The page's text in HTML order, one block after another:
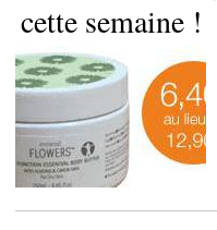
cette semaine !